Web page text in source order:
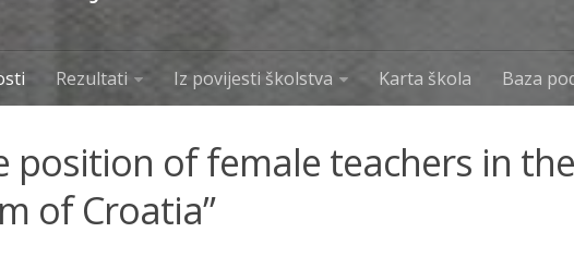
Rezultati Iz povijesti školstva Karta škola Baza
position of female teachers in the
of Croatia”